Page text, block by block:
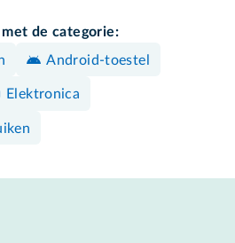
de categorie:
Android-toestel
Elektronica